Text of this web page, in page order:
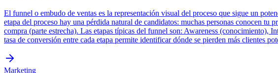
El funnel o embudo de ventas es la representación visual del proceso que sigue un
etapa del proceso hay una pérdida natural de candidatos: muchas personas conocen
compra (parte estrecha). Las etapas típicas del funnel son: Awareness
tasa de conversión entre cada etapa permite identificar dónde se pierden más clientes
Marketing